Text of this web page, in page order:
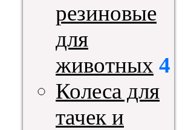
резиновые
для
животных 4
Колеса для
тачек и